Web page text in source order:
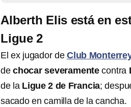
Alberth Elis está en
Ligue 2
El ex jugador de Club
de chocar severamente contra
de la Ligue 2 de Francia;
sacado en camilla de la cancha.